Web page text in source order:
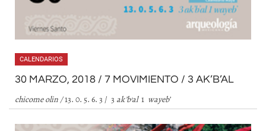
CALENDARIOS
30 MARZO, 2018 / 7 MOVIMIENTO / 3 AK’B’AL
chicome olin /13. 0. 5. 6. 3 / 3 akb’al1 wayeb’